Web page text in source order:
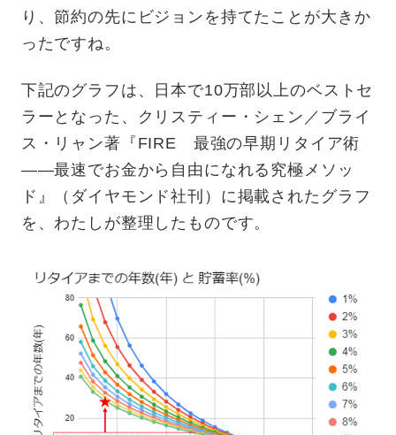
り、節約の先にビジョンを持てたことが大きか
ったですね。
下記のグラフは、日本で10万部以上のベストセ
ラーとなった、クリスティー・シェン／ブライ
ス・リャン著『FIRE 最強の早期リタイア術
——最速でお金から自由になれる究極メソッ
ド』（ダイヤモンド社刊）に掲載されたグラフ
を、わたしが整理したものです。